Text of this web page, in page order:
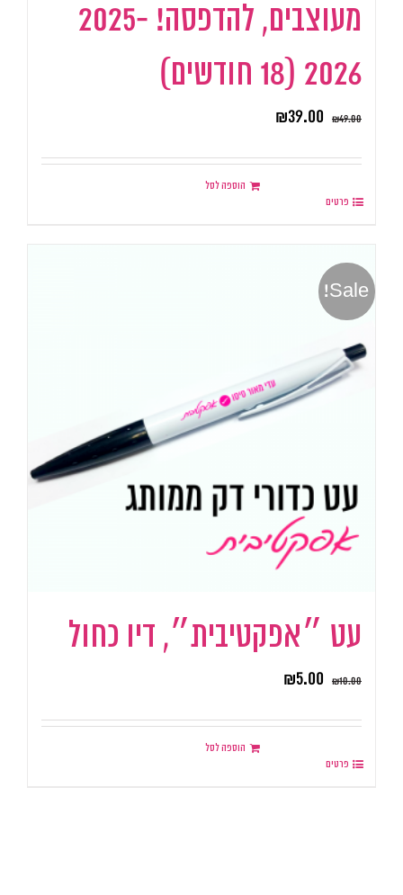
מעוצבים, להדפסה! 2025-
2026 (18 חודשים)
₪49.00
₪39.00
הוספה לסל
פרטים
Sale!
עט ״אפקטיבית״, דיו כחול
₪10.00
₪5.00
הוספה לסל
פרטים